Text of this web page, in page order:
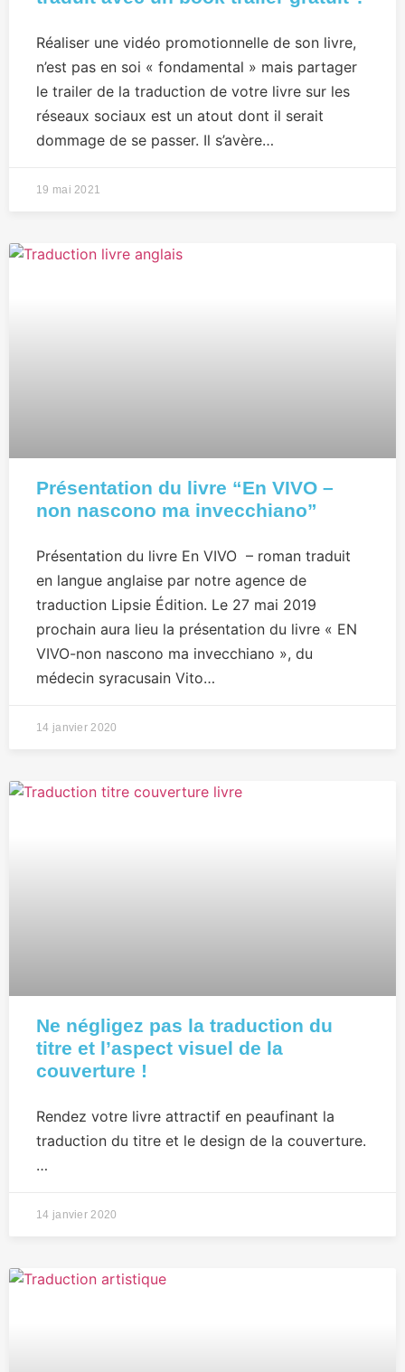
Réaliser une vidéo promotionnelle de son livre,
n’est pas en soi « fondamental » mais partager
le trailer de la traduction de votre livre sur les
réseaux sociaux est un atout dont il serait
dommage de se passer. Il s’avère…
19 mai 2021
Présentation du livre “En VIVO –
non nascono ma invecchiano”
Présentation du livre En VIVO – roman traduit
en langue anglaise par notre agence de
traduction Lipsie Édition. Le 27 mai 2019
prochain aura lieu la présentation du livre « EN
VIVO-non nascono ma invecchiano », du
médecin syracusain Vito…
14 janvier 2020
Ne négligez pas la traduction du
titre et l’aspect visuel de la
couverture !
Rendez votre livre attractif en peaufinant la
traduction du titre et le design de la couverture.
…
14 janvier 2020